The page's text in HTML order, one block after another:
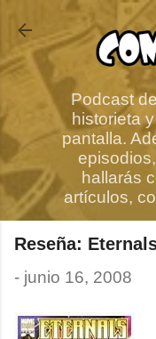
Ir al
Podcast
historieta
pantalla.
hallarás
artículos,
Reseña:
- junio 16, 2008